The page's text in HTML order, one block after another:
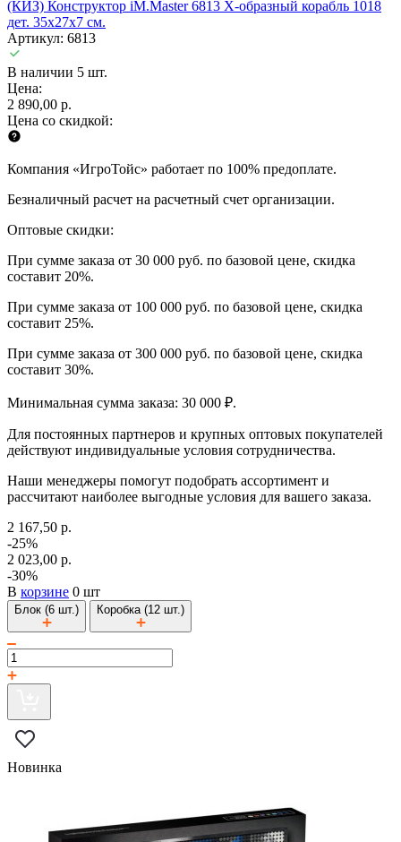
(КИЗ) Конструктор iM.Master 6813 X-образный корабль 1018
дет. 35х27х7 см.
Артикул: 6813
В наличии 5 шт.
Цена:
2 890,00 р.
Цена со скидкой:
Компания «ИгроТойс» работает по 100% предоплате.
Безналичный расчет на расчетный счет организации.
Оптовые скидки:
При сумме заказа от 30 000 руб. по базовой цене, скидка
составит 20%.
При сумме заказа от 100 000 руб. по базовой цене, скидка
составит 25%.
При сумме заказа от 300 000 руб. по базовой цене, скидка
составит 30%.
Минимальная сумма заказа: 30 000 ₽.
Для постоянных партнеров и крупных оптовых покупателей
действуют индивидуальные условия сотрудничества.
Наши менеджеры помогут подобрать ассортимент и
рассчитают наиболее выгодные условия для вашего заказа.
2 167,50 р.
-25%
2 023,00 р.
-30%
В корзине 0 шт
Блок (6 шт.) Коробка (12 шт.)
Новинка